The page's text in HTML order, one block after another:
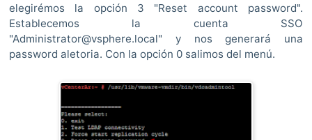
elegirémos la opción 3 "Reset account password".
Establecemos la cuenta SSO
"Administrator@vsphere.local" y nos generará una
password aletoria. Con la opción 0 salimos del menú.